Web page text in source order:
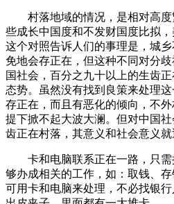
村落地域的情况，是相对高度
些成长中国度和不发财国度比拟，
这个对照告诉人们的事理是，城
免地会存正在，但这种不同对分
国社会，百分之九十以上的生齿
态势。虽然没有找到良策来处理
存正在，而且有恶化的倾向，不
提下掀不起大波大澜。但对中国
齿正在村落，其意义和社会意义就
卡和电脑联系正在一路，只需
够办成相关的工作，如：取钱、
可用卡和电脑来处理，不必找银